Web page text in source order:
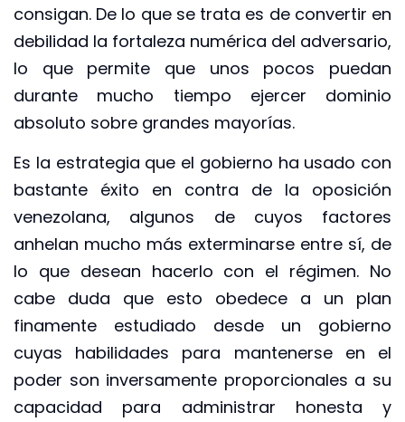
consigan. De lo que se trata es de convertir en
debilidad la fortaleza numérica del adversario,
lo que permite que unos pocos puedan
durante mucho tiempo ejercer dominio
absoluto sobre grandes mayorías.
Es la estrategia que el gobierno ha usado con
bastante éxito en contra de la oposición
venezolana, algunos de cuyos factores
anhelan mucho más exterminarse entre sí, de
lo que desean hacerlo con el régimen. No
cabe duda que esto obedece a un plan
finamente estudiado desde un gobierno
cuyas habilidades para mantenerse en el
poder son inversamente proporcionales a su
capacidad para administrar honesta y